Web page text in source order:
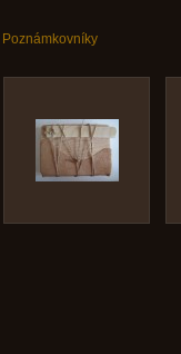
Poznámkovníky